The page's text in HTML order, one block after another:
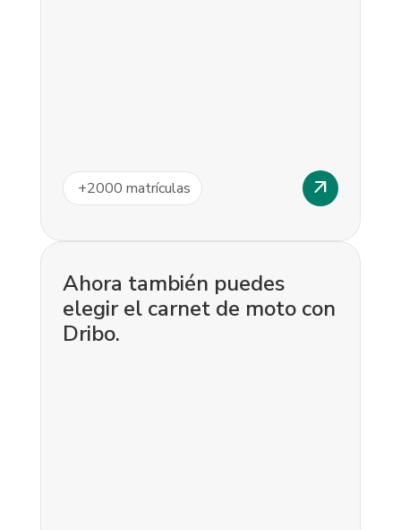
+2000 matrículas arrow_outward
Ahora también puedes
elegir el carnet de moto con
Dribo.